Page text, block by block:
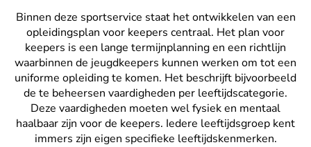
Binnen deze sportservice staat het ontwikkelen van een
opleidingsplan voor keepers centraal. Het plan voor
keepers is een lange termijnplanning en een richtlijn
waarbinnen de jeugdkeepers kunnen werken om tot een
uniforme opleiding te komen. Het beschrijft bijvoorbeeld
de te beheersen vaardigheden per leeftijdscategorie.
Deze vaardigheden moeten wel fysiek en mentaal
haalbaar zijn voor de keepers. Iedere leeftijdsgroep kent
immers zijn eigen specifieke leeftijdskenmerken.